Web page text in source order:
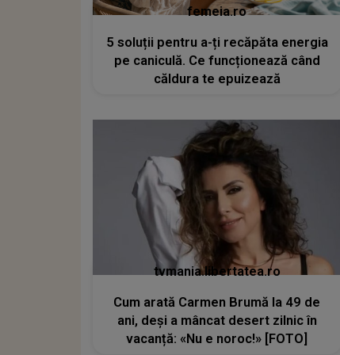
femeia.ro
5 soluții pentru a-ți recăpăta energia
pe caniculă. Ce funcționează când
căldura te epuizează
tvmania.libertatea.ro
Cum arată Carmen Brumă la 49 de
ani, deși a mâncat desert zilnic în
vacanță: «Nu e noroc!» [FOTO]